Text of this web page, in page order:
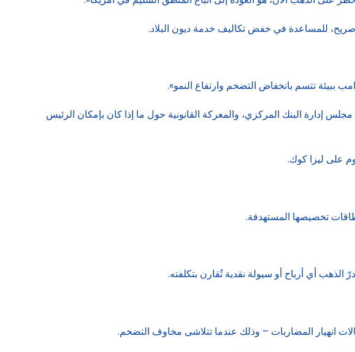
للمساعدة في خفض تكاليف خدمة ديون البلاد.
ببيئة تتسم بانخفاض التضخم وارتفاع النمو».
إدارة البنك المركزي، والمعركة القانونية حول ما إذا كان بإمكان الرئيس
على ليزا كوك.
تخصيصها المستهدفة.
أي أرباح أو سيولة نقدية تُقارن بتكلفته.
انهيار المضاربات – وذلك عندما تتلاشى مخاوف التضخم.